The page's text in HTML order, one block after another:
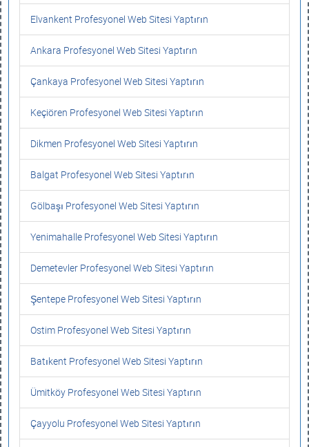
Elvankent Profesyonel Web Sitesi Yaptırın
Ankara Profesyonel Web Sitesi Yaptırın
Çankaya Profesyonel Web Sitesi Yaptırın
Keçiören Profesyonel Web Sitesi Yaptırın
Dikmen Profesyonel Web Sitesi Yaptırın
Balgat Profesyonel Web Sitesi Yaptırın
Gölbaşı Profesyonel Web Sitesi Yaptırın
Yenimahalle Profesyonel Web Sitesi Yaptırın
Demetevler Profesyonel Web Sitesi Yaptırın
Şentepe Profesyonel Web Sitesi Yaptırın
Ostim Profesyonel Web Sitesi Yaptırın
Batıkent Profesyonel Web Sitesi Yaptırın
Ümitköy Profesyonel Web Sitesi Yaptırın
Çayyolu Profesyonel Web Sitesi Yaptırın